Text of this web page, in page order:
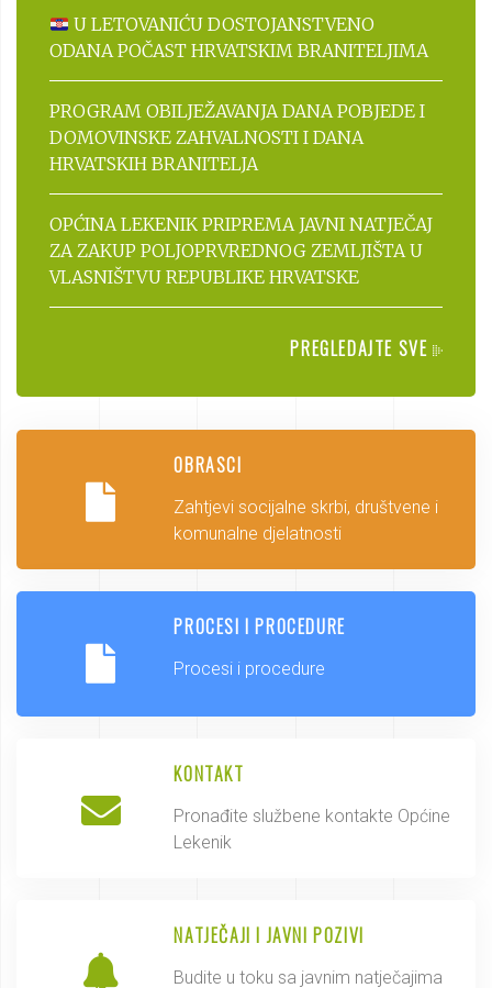
U LETOVANIĆU DOSTOJANSTVENO
ODANA POČAST HRVATSKIM BRANITELJIMA
PROGRAM OBILJEŽAVANJA DANA POBJEDE I
DOMOVINSKE ZAHVALNOSTI I DANA
HRVATSKIH BRANITELJA
OPĆINA LEKENIK PRIPREMA JAVNI NATJEČAJ
ZA ZAKUP POLJOPRVREDNOG ZEMLJIŠTA U
VLASNIŠTVU REPUBLIKE HRVATSKE
PREGLEDAJTE SVE
OBRASCI
Zahtjevi socijalne skrbi, društvene i
komunalne djelatnosti
PROCESI I PROCEDURE
Procesi i procedure
KONTAKT
Pronađite službene kontakte Općine
Lekenik
NATJEČAJI I JAVNI POZIVI
Budite u toku sa javnim natječajima